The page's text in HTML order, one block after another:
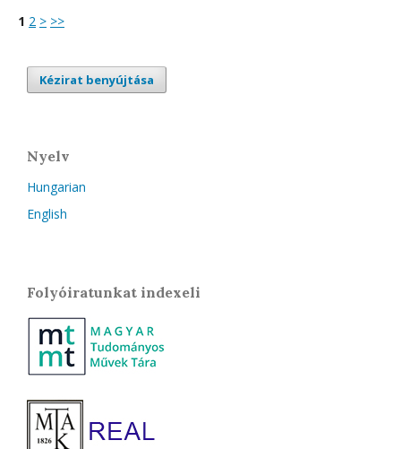
1 2 > >>
Kézirat benyújtása
Nyelv
Hungarian
English
Folyóiratunkat indexeli